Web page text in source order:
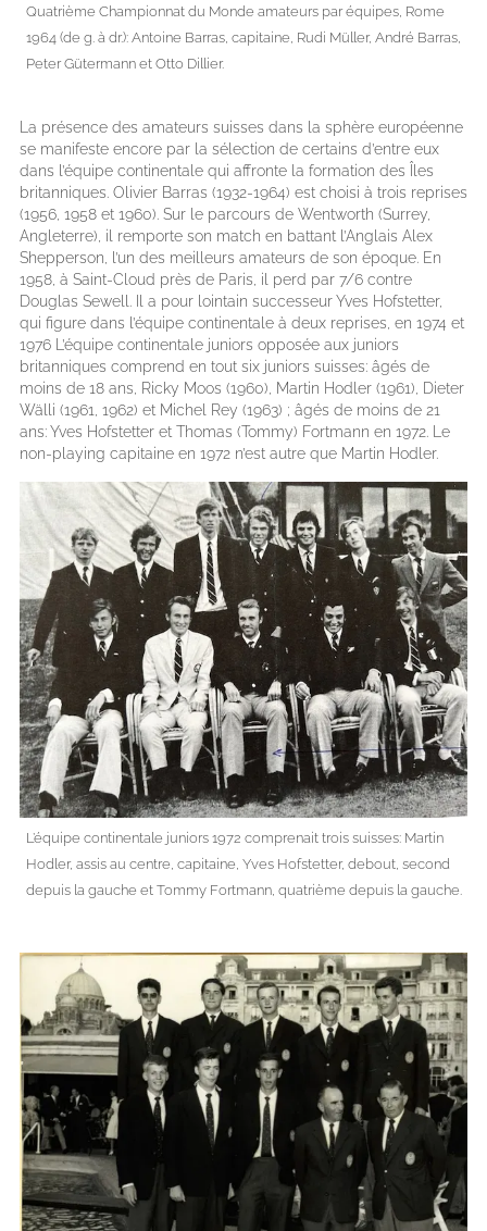
Quatrième Championnat du Monde amateurs par équipes, Rome
1964 (de g. à dr.): Antoine Barras, capitaine, Rudi Müller, André Barras,
Peter Gütermann et Otto Dillier.
La présence des amateurs suisses dans la sphère européenne
se manifeste encore par la sélection de certains d’entre eux
dans l’équipe continentale qui affronte la formation des Îles
britanniques. Olivier Barras (1932-1964) est choisi à trois reprises
(1956, 1958 et 1960). Sur le parcours de Wentworth (Surrey,
Angleterre), il remporte son match en battant l’Anglais Alex
Shepperson, l’un des meilleurs amateurs de son époque. En
1958, à Saint-Cloud près de Paris, il perd par 7/6 contre
Douglas Sewell. Il a pour lointain successeur Yves Hofstetter,
qui figure dans l’équipe continentale à deux reprises, en 1974 et
1976 L’équipe continentale juniors opposée aux juniors
britanniques comprend en tout six juniors suisses: âgés de
moins de 18 ans, Ricky Moos (1960), Martin Hodler (1961), Dieter
Wälli (1961, 1962) et Michel Rey (1963) ; âgés de moins de 21
ans: Yves Hofstetter et Thomas (Tommy) Fortmann en 1972. Le
non-playing capitaine en 1972 n’est autre que Martin Hodler.
L’équipe continentale juniors 1972 comprenait trois suisses: Martin
Hodler, assis au centre, capitaine, Yves Hofstetter, debout, second
depuis la gauche et Tommy Fortmann, quatrième depuis la gauche.